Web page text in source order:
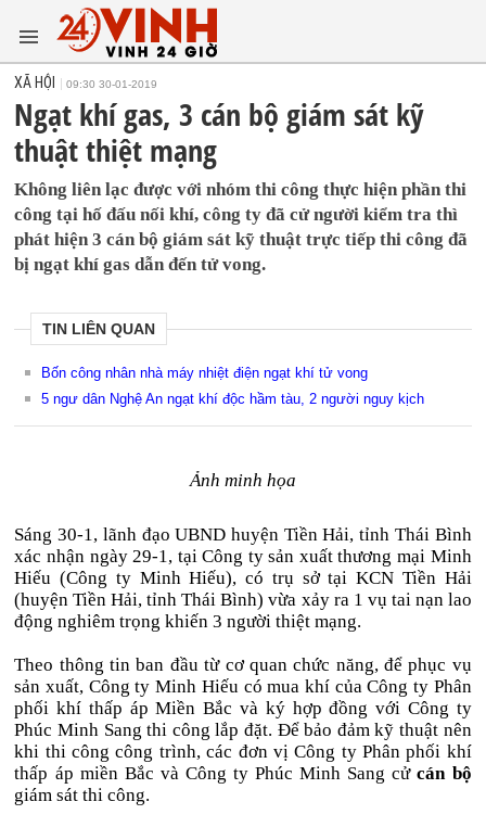
XÃ HỘI 09:30 30-01-2019
Ngạt khí gas, 3 cán bộ giám sát kỹ
thuật thiệt mạng
Không liên lạc được với nhóm thi công thực hiện phần thi
công tại hố đấu nối khí, công ty đã cử người kiểm tra thì
phát hiện 3 cán bộ giám sát kỹ thuật trực tiếp thi công đã
bị ngạt khí gas dẫn đến tử vong.
TIN LIÊN QUAN
Bốn công nhân nhà máy nhiệt điện ngạt khí tử vong
5 ngư dân Nghệ An ngạt khí độc hầm tàu, 2 người nguy kịch
Ảnh minh họa
Sáng 30-1, lãnh đạo UBND huyện Tiền Hải, tỉnh Thái Bình
xác nhận ngày 29-1, tại Công ty sản xuất thương mại Minh
Hiếu (Công ty Minh Hiếu), có trụ sở tại KCN Tiền Hải
(huyện Tiền Hải, tỉnh Thái Bình) vừa xảy ra 1 vụ tai nạn lao
động nghiêm trọng khiến 3 người thiệt mạng.
Theo thông tin ban đầu từ cơ quan chức năng, để phục vụ
sản xuất, Công ty Minh Hiếu có mua khí của Công ty Phân
phối khí thấp áp Miền Bắc và ký hợp đồng với Công ty
Phúc Minh Sang thi công lắp đặt. Để bảo đảm kỹ thuật nên
khi thi công công trình, các đơn vị Công ty Phân phối khí
thấp áp miền Bắc và Công ty Phúc Minh Sang cửcán bộ
giám sát thi công.